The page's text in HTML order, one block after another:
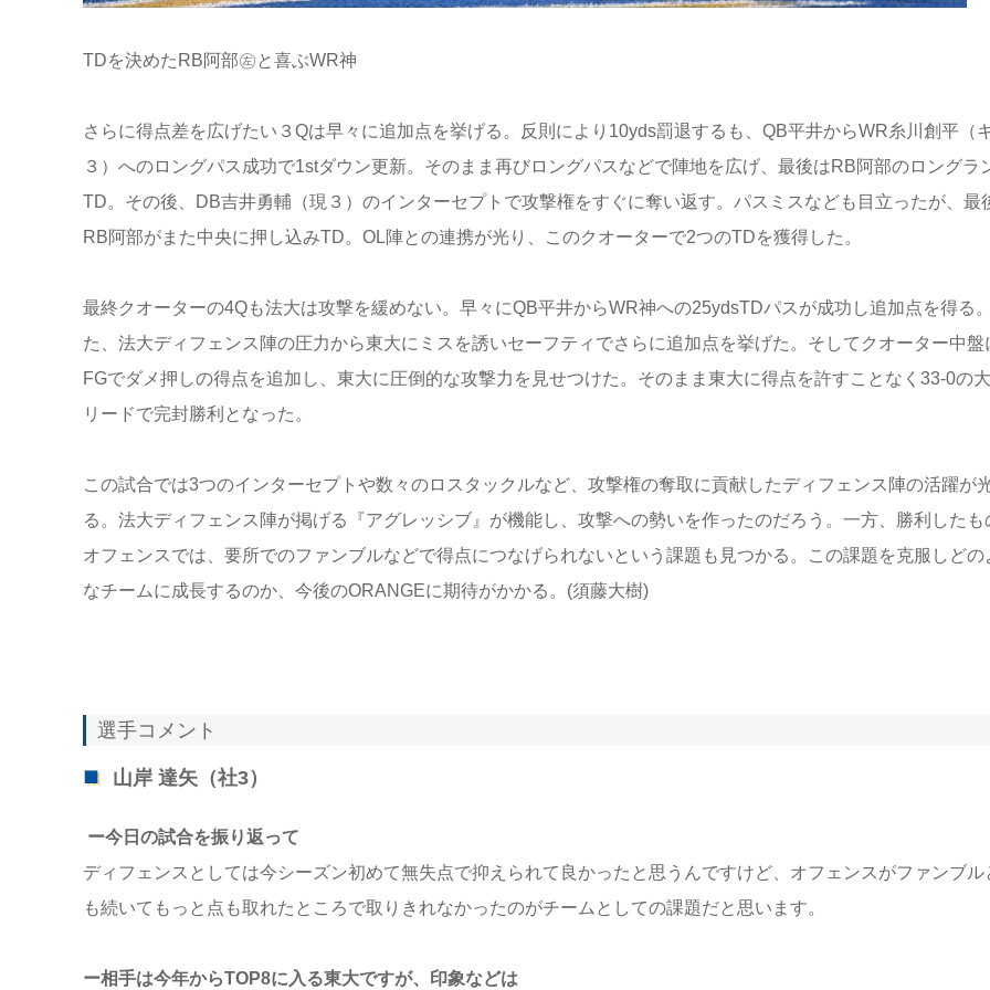
TDを決めたRB阿部㊧と喜ぶWR神
さらに得点差を広げたい３Qは早々に追加点を挙げる。反則により10yds罰退するも、QB平井からWR糸川創平（
３）へのロングパス成功で1stダウン更新。そのまま再びロングパスなどで陣地を広げ、最後はRB阿部のロングラ
TD。その後、DB吉井勇輔（現３）のインターセプトで攻撃権をすぐに奪い返す。パスミスなども目立ったが、最
RB阿部がまた中央に押し込みTD。OL陣との連携が光り、このクオーターで2つのTDを獲得した。
最終クオーターの4Qも法大は攻撃を緩めない。早々にQB平井からWR神への25ydsTDパスが成功し追加点を得る
た、法大ディフェンス陣の圧力から東大にミスを誘いセーフティでさらに追加点を挙げた。そしてクオーター中盤
FGでダメ押しの得点を追加し、東大に圧倒的な攻撃力を見せつけた。そのまま東大に得点を許すことなく33-0の
リードで完封勝利となった。
この試合では3つのインターセプトや数々のロスタックルなど、攻撃権の奪取に貢献したディフェンス陣の活躍が
る。法大ディフェンス陣が掲げる『アグレッシブ』が機能し、攻撃への勢いを作ったのだろう。一方、勝利したも
オフェンスでは、要所でのファンブルなどで得点につなげられないという課題も見つかる。この課題を克服しどの
なチームに成長するのか、今後のORANGEに期待がかかる。(須藤大樹)
選手コメント
山岸 達矢（社3）
ー今日の試合を振り返って
ディフェンスとしては今シーズン初めて無失点で抑えられて良かったと思うんですけど、オフェンスがファンブル
も続いてもっと点も取れたところで取りきれなかったのがチームとしての課題だと思います。
ー相手は今年からTOP8に入る東大ですが、印象などは